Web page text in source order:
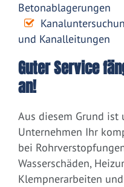
Betonablagerungen
und Kanalleitungen
Guter Service
an!
Aus diesem Grund ist
Unternehmen Ihr
bei
Wasserschäden,
Klempnerarbeiten